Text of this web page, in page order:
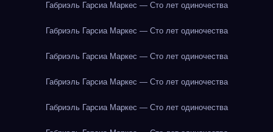
Габриэль Гарсиа Маркес — Сто лет одиночества
Габриэль Гарсиа Маркес — Сто лет одиночества
Габриэль Гарсиа Маркес — Сто лет одиночества
Габриэль Гарсиа Маркес — Сто лет одиночества
Габриэль Гарсиа Маркес — Сто лет одиночества